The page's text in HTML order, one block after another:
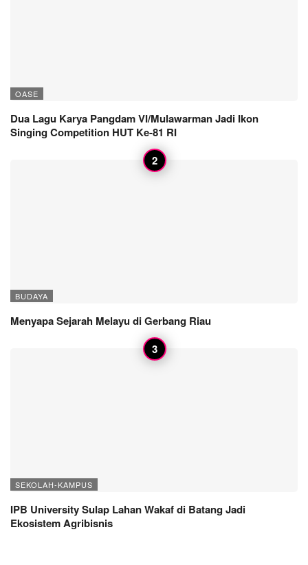
OASE
Dua Lagu Karya Pangdam VI/Mulawarman Jadi Ikon
Singing Competition HUT Ke-81 RI
BUDAYA
Menyapa Sejarah Melayu di Gerbang Riau
SEKOLAH-KAMPUS
IPB University Sulap Lahan Wakaf di Batang Jadi
Ekosistem Agribisnis